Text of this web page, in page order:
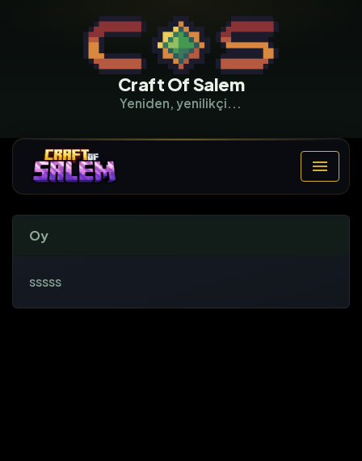
Craft Of Salem
Yeniden, yenilikçi...
Oy
sssss